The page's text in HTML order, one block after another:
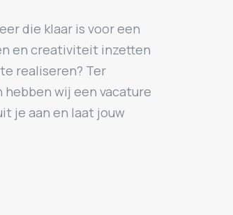
die klaar is voor een
en creativiteit inzetten
realiseren? Ter
wij een vacature
je aan en laat jouw